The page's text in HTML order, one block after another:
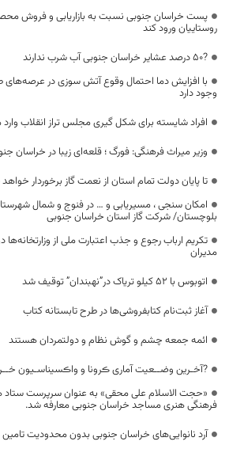
پست خراسان جنوبی نسبت به بازاریابی و فروش
روستاییان ورود کند
?۵۰ درصد عشایر خراسان جنوبی آب شرب ندارند
با افزایش دما احتمال وقوع آتش سوزی در
وجود دارد
افراد شایسته برای شکل گیری مجلس تراز انقلاب
وزیر میراث فرهنگی: فورگ ؛ قلعه‌ای زیبا در خراسان
تا پایان دولت تمام استان از نعمت گاز برخوردار
امکان سنجی ، مسیریابی و … در فنوج و شمال
بلوچستان/ شرکت گاز استان خراسان جنوبی
تکریم ارباب رجوع و جذب اعتبارت ملی از وزارتخانه‌ها
مدیران
اتوبوس با 52 کیلو تریاک در”نهبندان” توقیف شد
آغاز ثبت‌نام کتابفروشی‌ها در طرح تابستانه کتاب
ائمه جمعه چشم و گوش نظام و دولتمردان هستند
?آخـرین وضــعیت آماری ڪرونا و واڪسیناسـیون
«حجت الاسلام علی محقی» به عنوان سرپرست ستاد
فرهنگی هنری مساجد خراسان جنوبی معارفه شد.
آرد نانوایی‌های خراسان جنوبی بدون محدودیت